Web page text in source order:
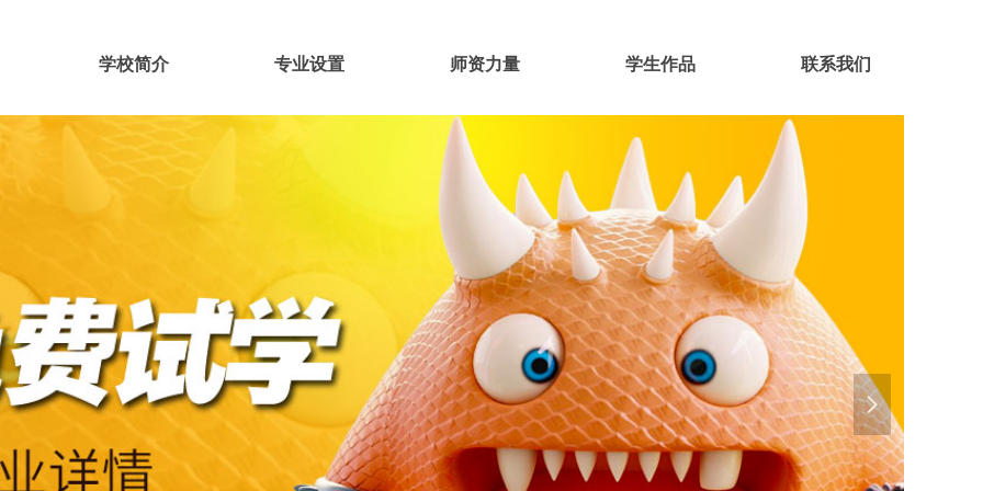
넲
学校简介 专业设置 师资力量 学生作品 联系我们